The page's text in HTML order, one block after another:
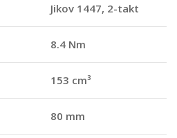
Jikov 1447, 2-takt
8.4 Nm
153 cm³
80 mm